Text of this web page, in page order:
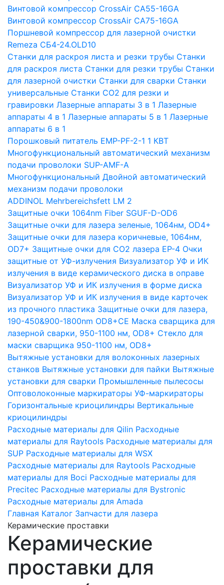
Винтовой компрессор CrossAir CA55-16GA
Винтовой компрессор CrossAir CA75-16GA
Поршневой компрессор для лазерной очистки
Remeza СБ4-24.OLD10
Станки для раскроя листа и резки трубы Станки
для раскроя листа Станки для резки трубы Станки
для лазерной очистки Станки для сварки Станки
универсальные Станки СО2 для резки и
гравировки Лазерные аппараты 3 в 1 Лазерные
аппараты 4 в 1 Лазерные аппараты 5 в 1 Лазерные
аппараты 6 в 1
Порошковый питатель EMP-PF-2-1 1 КВТ
Многофункциональный автоматический механизм
подачи проволоки SUP-AMF-A
Многофункциональный Двойной автоматический
механизм подачи проволоки
ADDINOL Mehrbereichsfett LM 2
Защитные очки 1064nm Fiber SGUF-D-OD6
Защитные очки для лазера зеленые, 1064нм, OD4+
Защитные очки для лазера коричневые, 1064нм,
OD7+ Защитные очки для CO2 лазера EP-4 Очки
защитные от УФ-излучения Визуализатор УФ и ИК
излучения в виде керамического диска в оправе
Визуализатор УФ и ИК излучения в форме диска
Визуализатор УФ и ИК излучения в виде карточек
из прочного пластика Защитные очки для лазера,
190-450&900-1800nm OD8+CE Маска сварщика для
лазерной сварки, 950-1100 нм, OD8+ Стекло для
маски сварщика 950-1100 нм, OD8+
Вытяжные установки для волоконных лазерных
станков Вытяжные установки для пайки Вытяжные
установки для сварки Промышленные пылесосы
Оптоволоконные маркираторы УФ-маркираторы
Горизонтальные криоцилиндры Вертикальные
криоцилиндры
Расходные материалы для Qilin Расходные
материалы для Raytools Расходные материалы для
SUP Расходные материалы для WSX
Расходные материалы для Raytools Расходные
материалы для Boci Расходные материалы для
Precitec Расходные материалы для Bystronic
Расходные материалы для Amada
Главная Каталог Запчасти для лазера
Керамические проставки
Керамические
проставки для